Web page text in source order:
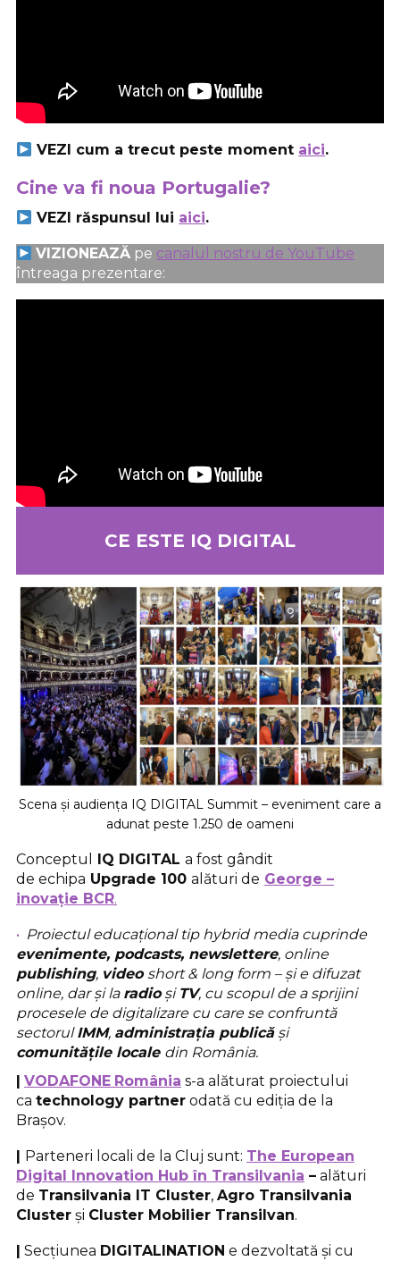
VEZI cum a trecut peste moment aici.
Cine va fi noua Portugalie?
VEZI răspunsul lui aici.
VIZIONEAZĂ pe canalul nostru de YouTube
întreaga prezentare:
CE ESTE IQ DIGITAL
Scena și audiența IQ DIGITAL Summit – eveniment care a
adunat peste 1.250 de oameni
Conceptul IQ DIGITAL a fost gândit
de echipa Upgrade 100 alături de George –
inovație BCR.
Proiectul educațional tip hybrid media cuprinde
evenimente, podcasts, newslettere, online
publishing, video short & long form – și e difuzat
online, dar și la radioși TV, cu scopul de a sprijini
procesele de digitalizare cu care se confruntă
sectorulIMM, administrația publicăși
comunitățile locale din România.
VODAFONE România s-a alăturat proiectului
ca technology partner odată cu ediția de la
Brașov.
Parteneri locali de la Cluj sunt: The European
Digital Innovation Hub în Transilvania – alături
de Transilvania IT Cluster, Agro Transilvania
Cluster și Cluster Mobilier Transilvan.
Secțiunea DIGITALINATION e dezvoltată și cu